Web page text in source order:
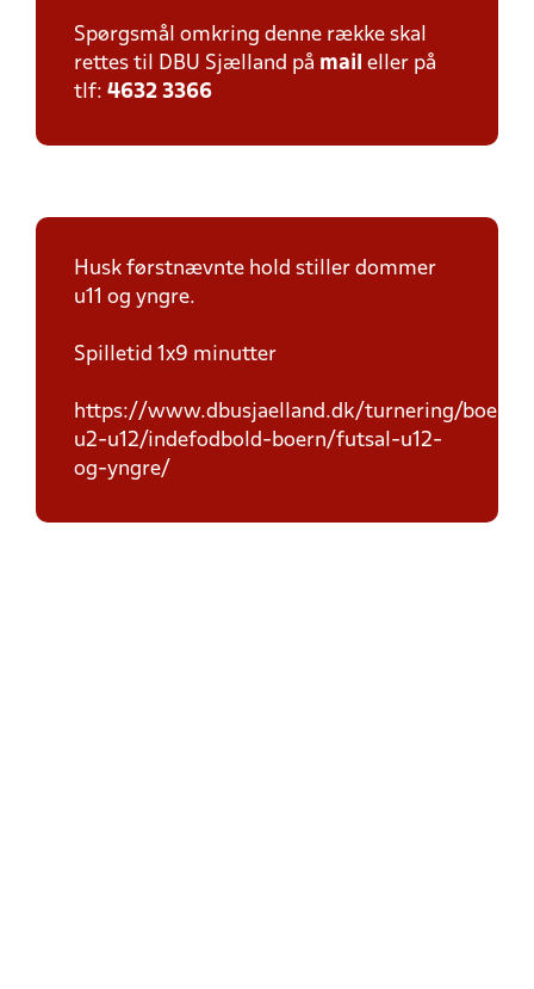
Spørgsmål omkring denne række skal
rettes til DBU Sjælland på mail eller på
tlf: 4632 3366
Husk førstnævnte hold stiller dommer
u11 og yngre.
Spilletid 1x9 minutter
https://www.dbusjaelland.dk/turnering/boern-
u2-u12/indefodbold-boern/futsal-u12-
og-yngre/